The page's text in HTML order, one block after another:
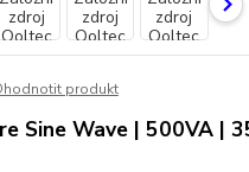
produkt
Sine Wave | 500VA |